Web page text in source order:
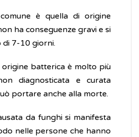
è quella di origine
ha conseguenze gravi e si
di 7-10 giorni.
origine batterica è molto più
diagnosticata e curata
portare anche alla morte.
da funghi si manifesta
nelle persone che hanno